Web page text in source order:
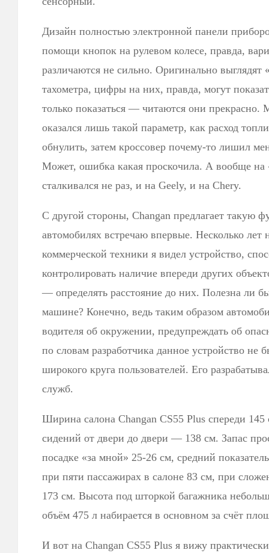
Дизайн полностью электронной панели
помощи кнопок на рулевом колесе, правда,
различаются не сильно. Оригинально выглядят
тахометра, цифры на них, правда, могут
только показаться — читаются они прекрасно.
оказался лишь такой параметр, как расход
обнулить, затем кроссовер почему-то лишил
Может, ошибка какая проскочила. А вообще на
сталкивался не раз, и на Geely, и на Chery.
С другой стороны, Changan предлагает такую
автомобилях встречаю впервые. Несколько лет
коммерческой техники я видел устройство,
контролировать наличие впереди других
— определять расстояние до них. Полезна ли
машине? Конечно, ведь таким образом
водителя об окружении, предупреждать об
по словам разработчика данное устройство не
широкого круга пользователей. Его
служб.
Ширина салона Changan CS55 Plus спереди
сидений от двери до двери — 138 см. Запас
посадке «за мной» 25-26 см, средний
при пяти пассажирах в салоне 83 см, при
173 см. Высота под шторкой багажника
объём 475 л набирается в основном за счёт
И вот на Changan CS55 Plus я вижу